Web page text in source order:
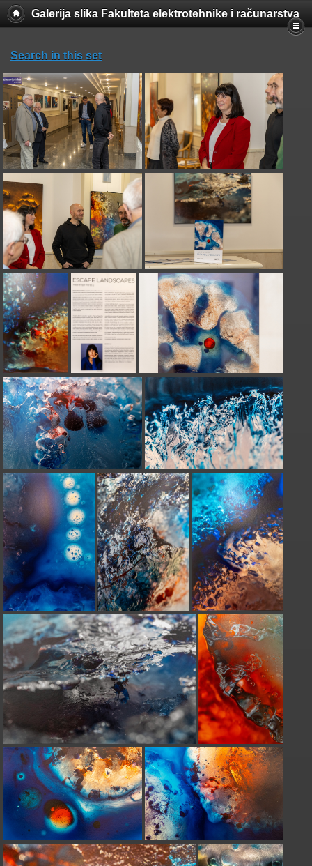
Galerija slika Fakulteta elektrotehnike i računarstva
Search in this set